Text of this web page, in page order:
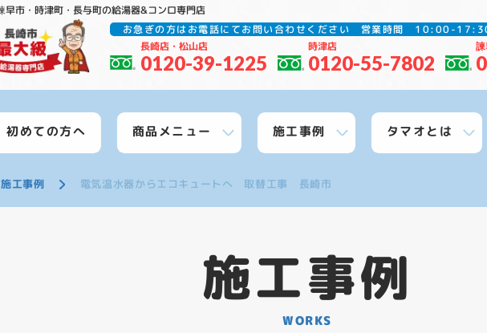
早市・時津町・長与町の給湯器&コンロ専門店
お急ぎの方はお電話にてお問い合わせください 営業時間 10:00-
長崎店・松山店
0120-39-1225
時津店
0120-55-7802
初めての方へ 商品メニュー 施工事例 タマオとは
施工事例 電気温水器からエコキュートへ 取替工事 長崎市
施工事例
WORKS